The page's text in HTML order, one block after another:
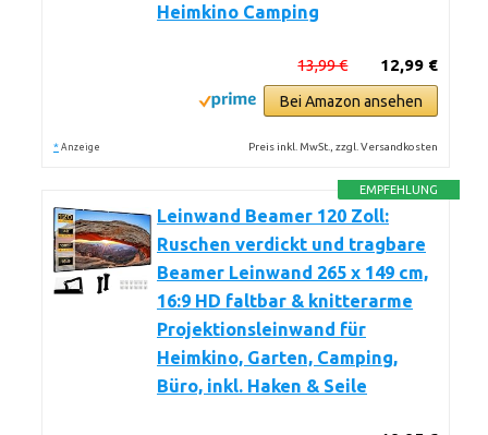
Heimkino Camping
12,99 €
13,99 €
Bei Amazon ansehen
* Anzeige Preis inkl. MwSt., zzgl. Versandkosten
EMPFEHLUNG
Leinwand Beamer 120 Zoll:
Ruschen verdickt und tragbare
Beamer Leinwand 265 x 149 cm,
16:9 HD faltbar & knitterarme
Projektionsleinwand für
Heimkino, Garten, Camping,
Büro, inkl. Haken & Seile